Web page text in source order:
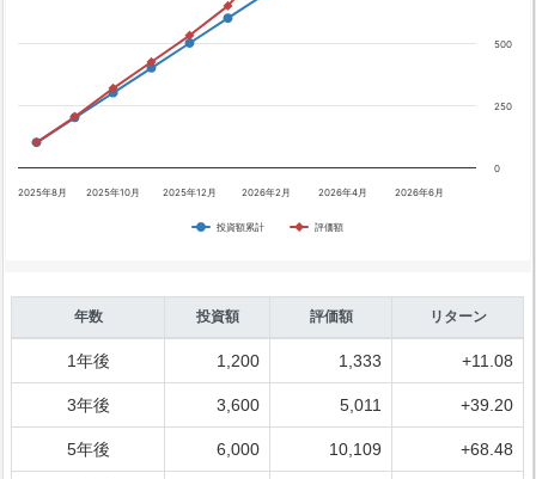
投資額累計 評価額
2025年8月 2025年10月 2025年12月 2026年2月 2026年4月 2026年6月
0
250
500
年数 投資額 評価額 リターン
1年後 1,200 1,333 +11.08
3年後 3,600 5,011 +39.20
5年後 6,000 10,109 +68.48